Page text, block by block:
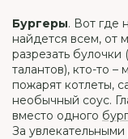
Бургеры. Вот где
найдется всем, от
разрезать булочки
талантов), кто-то
пожарят котлеты,
необычный соус.
вместо одного
За